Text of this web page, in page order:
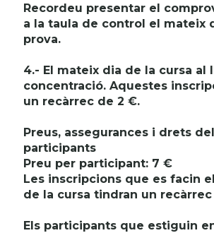
Recordeu presentar el
a la taula de control el mateix
prova.
4.- El mateix dia de la cursa al
concentració. Aquestes
un recàrrec de 2 €.
Preus, assegurances i drets
participants
Preu per participant: 7 €
Les inscripcions que es facin
de la cursa tindran un
Els participants que estiguin